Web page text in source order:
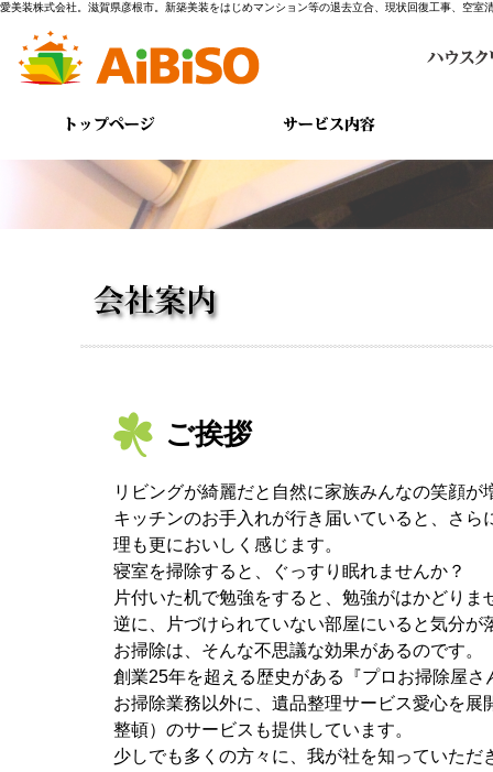
愛美装株式会社。滋賀県彦根市。新築美装をはじめマンション等の退去立合、現状回復工事、空
ご挨拶
リビングが綺麗だと自然に家族みんなの笑顔が
キッチンのお手入れが行き届いていると、さ
理も更においしく感じます。
寝室を掃除すると、ぐっすり眠れませんか？
片付いた机で勉強をすると、勉強がはかどりま
逆に、片づけられていない部屋にいると気分が
お掃除は、そんな不思議な効果があるのです。
創業25年を超える歴史がある『プロお掃除屋さ
お掃除業務以外に、遺品整理サービス愛心を
整頓）のサービスも提供しています。
少しでも多くの方々に、我が社を知っていた